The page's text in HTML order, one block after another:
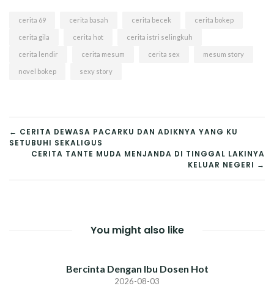
cerita 69 cerita basah cerita becek cerita bokep
cerita gila cerita hot cerita istri selingkuh
cerita lendir cerita mesum cerita sex mesum story
novel bokep sexy story
POST
NAVIGATION
← CERITA DEWASA PACARKU DAN ADIKNYA YANG KU
SETUBUHI SEKALIGUS
CERITA TANTE MUDA MENJANDA DI TINGGAL LAKINYA
KELUAR NEGERI →
You might also like
Bercinta Dengan Ibu Dosen Hot
2026-08-03